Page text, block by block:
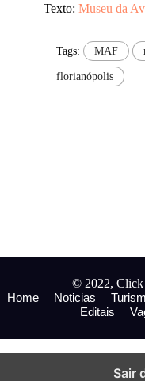
Texto: Museu da
Tags: MAF
florianópolis
© 2022, Click
Home
Noticias
Editais
Sair